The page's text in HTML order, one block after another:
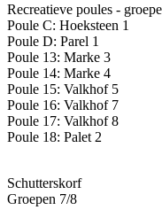
Recreatieve poules -
Poule C: Hoeksteen 1
Poule D: Parel 1
Poule 13: Marke 3
Poule 14: Marke 4
Poule 15: Valkhof 5
Poule 16: Valkhof 7
Poule 17: Valkhof 8
Poule 18: Palet 2
Schutterskorf
Groepen 7/8